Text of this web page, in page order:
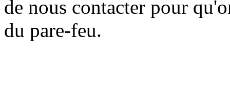
de nous contacter pour
du pare-feu.